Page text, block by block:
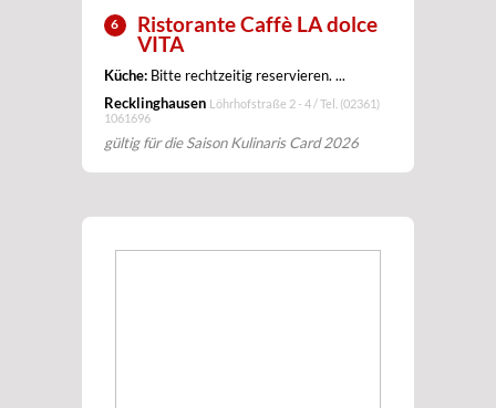
6
Ristorante Caffè LA dolce
VITA
Küche: Bitte rechtzeitig reservieren. ...
Recklinghausen Löhrhofstraße 2 - 4 / Tel. (02361)
1061696
gültig für die Saison Kulinaris Card 2026